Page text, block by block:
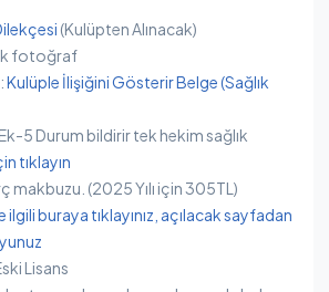
(Kulüpten Alınacak)
fotoğraf
Kulüple İlişiğini Gösterir Belge (Sağlık
5 Durum bildirir tek hekim sağlık
tıklayın
makbuzu. (2025 Yılı için 305TL)
ilgili buraya tıklayınız, açılacak sayfadan
Lisans